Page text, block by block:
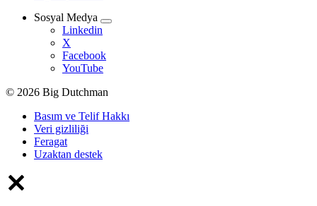
Sosyal Medya
Linkedin
X
Facebook
YouTube
© 2026 Big Dutchman
Basım ve Telif Hakkı
Veri gizliliği
Feragat
Uzaktan destek